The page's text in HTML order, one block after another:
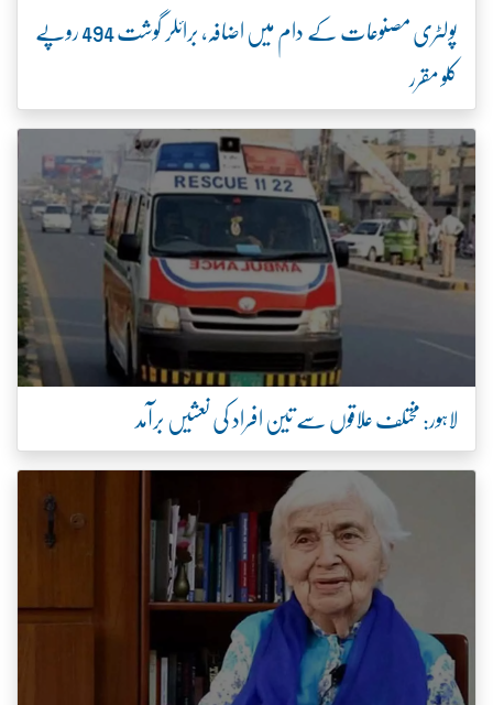
پولٹری مصنوعات کے دام میں اضافہ، برائلر گوشت 494 روپے
کلو مقرر
لاہور: مختلف علاقوں سے تین افراد کی نعشیں برآمد